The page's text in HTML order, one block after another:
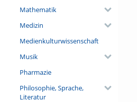
Mathematik
Medizin
Medienkulturwissenschaft
Musik
Pharmazie
Philosophie, Sprache,
Literatur